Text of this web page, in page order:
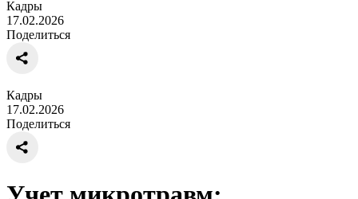
Кадры
17.02.2026
Поделиться
Кадры
17.02.2026
Поделиться